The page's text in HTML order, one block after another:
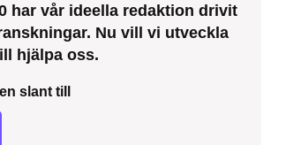
har vår ideella redaktion drivit
Nu vill vi utveckla
hjälpa oss.
slant till